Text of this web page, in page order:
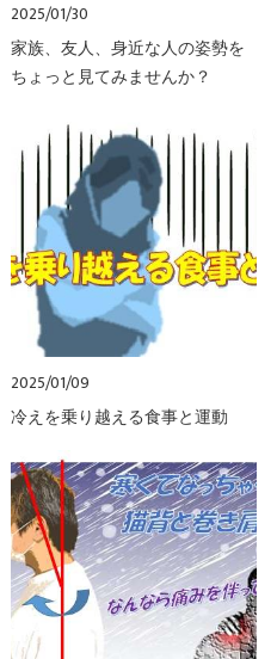
2025/01/30
家族、友人、身近な人の姿勢を
ちょっと見てみませんか？
2025/01/09
冷えを乗り越える食事と運動